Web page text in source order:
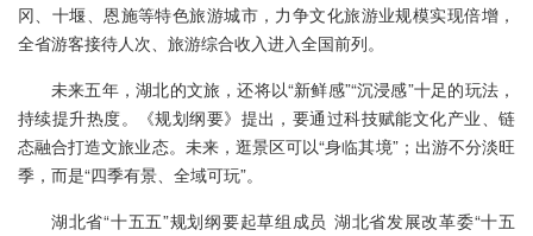
冈、十堰、恩施等特色旅游城市，力争文化旅游业规模实现倍增，
全省游客接待人次、旅游综合收入进入全国前列。
未来五年，湖北的文旅，还将以“新鲜感”“沉浸感”十足的玩法，
持续提升热度。《规划纲要》提出，要通过科技赋能文化产业、链
态融合打造文旅业态。未来，逛景区可以“身临其境”；出游不分淡旺
季，而是“四季有景、全域可玩”。
湖北省“十五五”规划纲要起草组成员 湖北省发展改革委“十五